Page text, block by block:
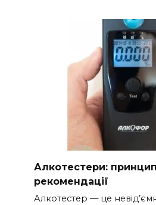
Алкотестери:
рекомендації
Алкотестер — це